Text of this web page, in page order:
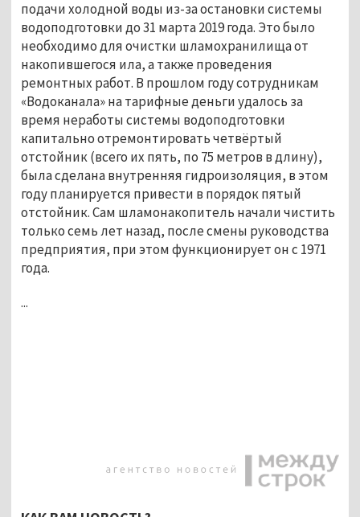
подачи холодной воды из-за остановки системы
водоподготовки до 31 марта 2019 года. Это было
необходимо для очистки шламохранилища от
накопившегося ила, а также проведения
ремонтных работ. В прошлом году сотрудникам
«Водоканала» на тарифные деньги удалось за
время неработы системы водоподготовки
капитально отремонтировать четвёртый
отстойник (всего их пять, по 75 метров в длину),
была сделана внутренняя гидроизоляция, в этом
году планируется привести в порядок пятый
отстойник. Сам шламонакопитель начали чистить
только семь лет назад, после смены руководства
предприятия, при этом функционирует он с 1971
года.
...